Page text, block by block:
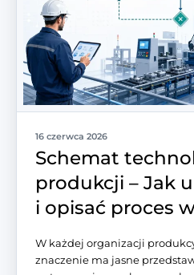
16 czerwca 2026
Schemat
produkcji – Jak
i opisać proces
W każdej organizacji
znaczenie ma jasne